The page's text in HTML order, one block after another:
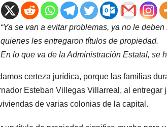
“Ya se van a evitar problemas, ya no le
quienes les entregaron títulos de propiedad.
En lo que va de la Administración Estatal, se
certeza jurídica, porque las familias
Esteban Villegas Villarreal, al entregar
de varias colonias de la capital.